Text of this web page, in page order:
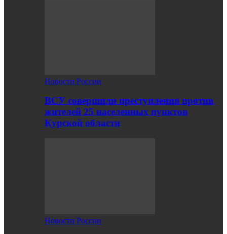
Новости России
ВСУ совершили преступления против
жителей 25 населенных пунктов
Курской области
Новости России